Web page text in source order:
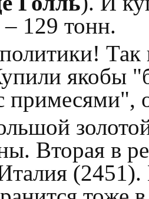
129 тонн.
якобы
Вторая в